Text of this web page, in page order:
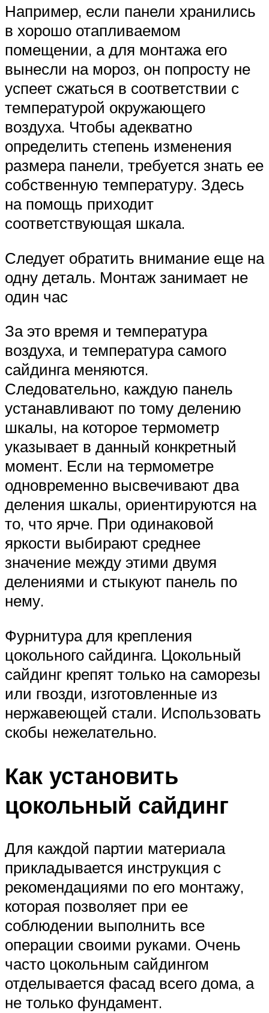
Например, если панели хранились
в хорошо отапливаемом
помещении, а для монтажа его
вынесли на мороз, он попросту не
успеет сжаться в соответствии с
температурой окружающего
воздуха. Чтобы адекватно
определить степень изменения
размера панели, требуется знать ее
собственную температуру. Здесь
на помощь приходит
соответствующая шкала.
Следует обратить внимание еще на
одну деталь. Монтаж занимает не
один час
За это время и температура
воздуха, и температура самого
сайдинга меняются.
Следовательно, каждую панель
устанавливают по тому делению
шкалы, на которое термометр
указывает в данный конкретный
момент. Если на термометре
одновременно высвечивают два
деления шкалы, ориентируются на
то, что ярче. При одинаковой
яркости выбирают среднее
значение между этими двумя
делениями и стыкуют панель по
нему.
Фурнитура для крепления
цокольного сайдинга. Цокольный
сайдинг крепят только на саморезы
или гвозди, изготовленные из
нержавеющей стали. Использовать
скобы нежелательно.
Как установить
цокольный сайдинг
Для каждой партии материала
прикладывается инструкция с
рекомендациями по его монтажу,
которая позволяет при ее
соблюдении выполнить все
операции своими руками. Очень
часто цокольным сайдингом
отделывается фасад всего дома, а
не только фундамент.